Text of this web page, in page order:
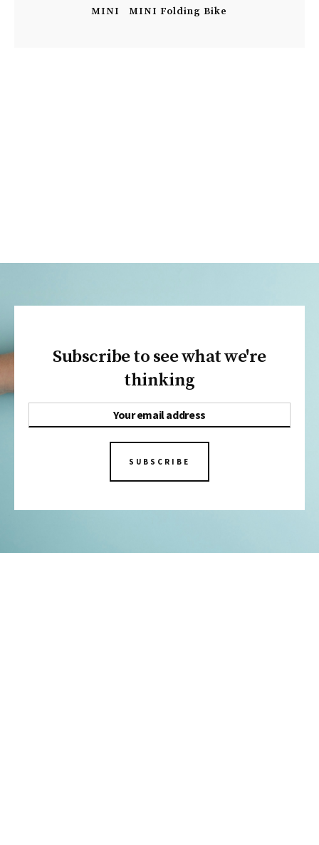
MINI
MINI Folding Bike
Subscribe to see what we're
thinking
SUBSCRIBE